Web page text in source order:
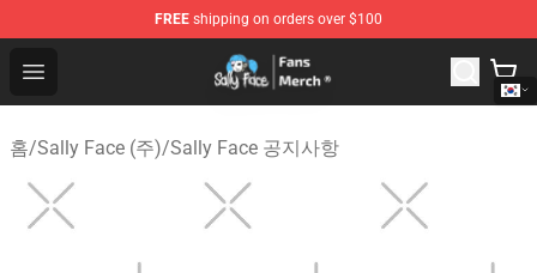
FREE shipping on orders over $100
Open menu
Sally Face Store - Official Sally Face Merchandise Shop
홈/Sally Face (주)/Sally Face 공지사항